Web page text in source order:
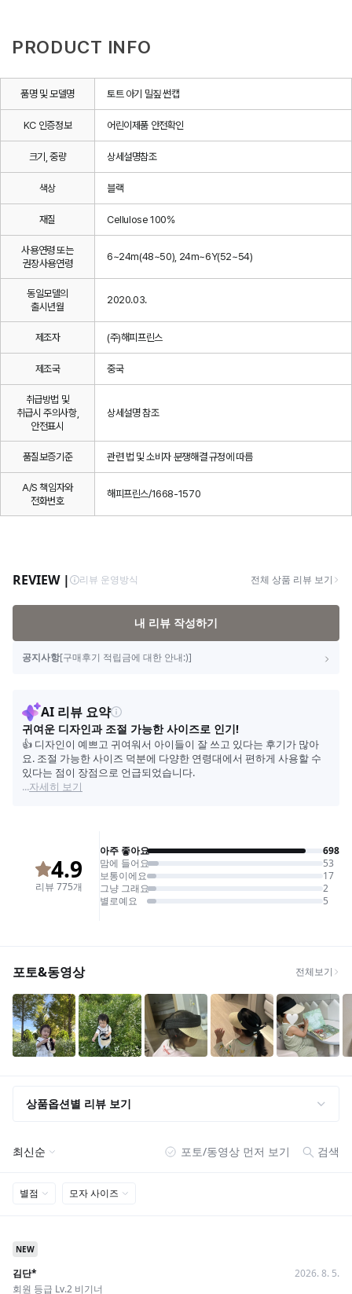
PRODUCT INFO
품명 및 모델명 토트 아기 밀짚 썬캡
KC 인증정보 어린이제품 안전확인
크기, 중량 상세설명참조
색상 블랙
재질 Cellulose 100%
사용연령 또는
권장사용연령
6~24m(48~50), 24m~6Y(52~54)
동일모델의
출시년월
2020.03.
제조자 (주)해피프린스
제조국 중국
취급방법 및
취급시 주의사항,
안전표시
상세설명 참조
품질보증기준 관련 법 및 소비자 분쟁해결 규정에 따름
A/S 책임자와
전화번호
해피프린스/1668-1570